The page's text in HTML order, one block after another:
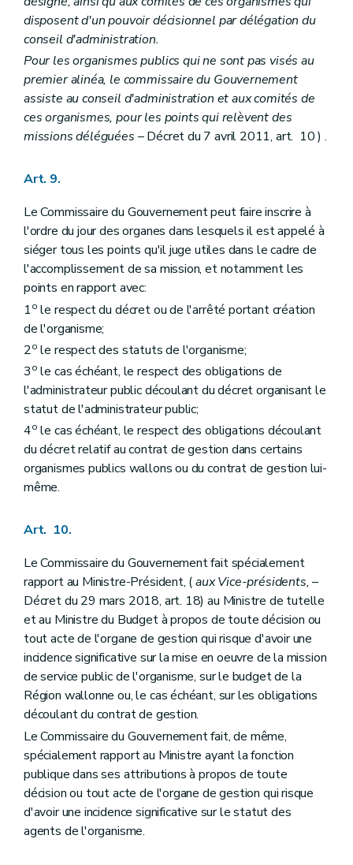
disposent d'un pouvoir décisionnel par délégation du
conseil d'administration.
Pour les organismes publics qui ne sont pas visés au
premier alinéa, le commissaire du Gouvernement
assiste au conseil d'administration et aux comités de
ces organismes, pour les points qui relèvent des
missions déléguées – Décret du 7 avril 2011, art. 10 ) .
Art. 9.
Le Commissaire du Gouvernement peut faire inscrire à
l'ordre du jour des organes dans lesquels il est appelé à
siéger tous les points qu'il juge utiles dans le cadre de
l'accomplissement de sa mission, et notamment les
points en rapport avec:
1o le respect du décret ou de l'arrêté portant création
de l'organisme;
2o le respect des statuts de l'organisme;
3o le cas échéant, le respect des obligations de
l'administrateur public découlant du décret organisant le
statut de l'administrateur public;
4o le cas échéant, le respect des obligations découlant
du décret relatif au contrat de gestion dans certains
organismes publics wallons ou du contrat de gestion lui-
même.
Art. 10.
Le Commissaire du Gouvernement fait spécialement
rapport au Ministre-Président, (aux Vice-présidents,–
Décret du 29 mars 2018, art. 18) au Ministre de tutelle
et au Ministre du Budget à propos de toute décision ou
tout acte de l'organe de gestion qui risque d'avoir une
incidence significative sur la mise en oeuvre de la mission
de service public de l'organisme, sur le budget de la
Région wallonne ou, le cas échéant, sur les obligations
découlant du contrat de gestion.
Le Commissaire du Gouvernement fait, de même,
spécialement rapport au Ministre ayant la fonction
publique dans ses attributions à propos de toute
décision ou tout acte de l'organe de gestion qui risque
d'avoir une incidence significative sur le statut des
agents de l'organisme.